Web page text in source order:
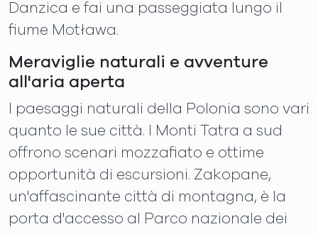
Danzica e fai una passeggiata lungo il
fiume Motława.
Meraviglie naturali e avventure
all'aria aperta
I paesaggi naturali della Polonia sono vari
quanto le sue città. I ​​Monti Tatra a sud
offrono scenari mozzafiato e ottime
opportunità di escursioni. Zakopane,
un'affascinante città di montagna, è la
porta d'accesso al Parco nazionale dei